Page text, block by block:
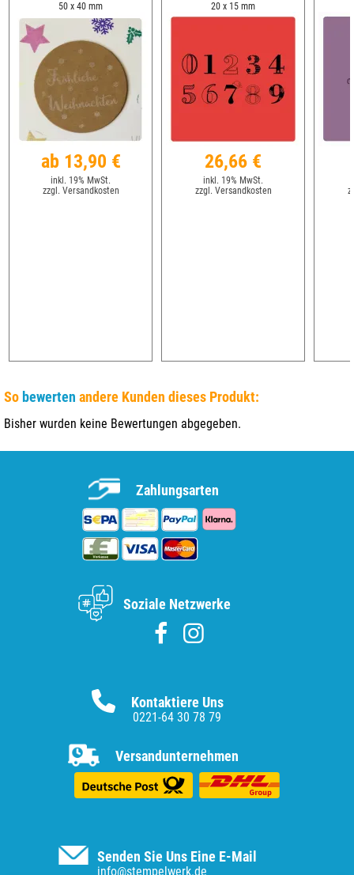
50 x 40 mm
ab 13,90 €
inkl. 19% MwSt.
zzgl. Versandkosten
20 x 15 mm
26,66 €
inkl. 19% MwSt.
zzgl. Versandkosten
So bewerten andere Kunden dieses Produkt:
Bisher wurden keine Bewertungen abgegeben.
Senden Sie Uns Eine E-Mail
info@stempelwerk.de
Kontaktiere Uns
0221-64 30 78 79
Versandunternehmen
Zahlungsarten
Soziale Netzwerke